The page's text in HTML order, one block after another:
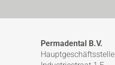
Permadental B.V.
Hauptgeschäftsstelle